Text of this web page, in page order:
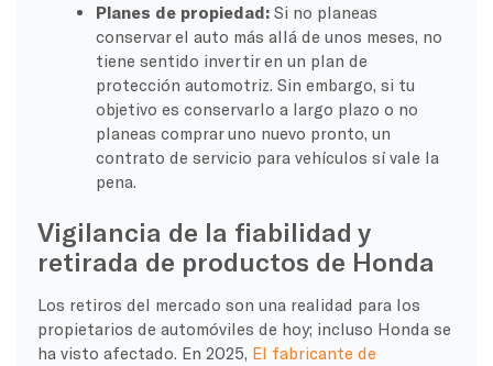
Planes de propiedad: Si no planeas
conservar el auto más allá de unos meses, no
tiene sentido invertir en un plan de
protección automotriz. Sin embargo, si tu
objetivo es conservarlo a largo plazo o no
planeas comprar uno nuevo pronto, un
contrato de servicio para vehículos sí vale la
pena.
Vigilancia de la fiabilidad y
retirada de productos de Honda
Los retiros del mercado son una realidad para los
propietarios de automóviles de hoy; incluso Honda se
ha visto afectado. En 2025, El fabricante de